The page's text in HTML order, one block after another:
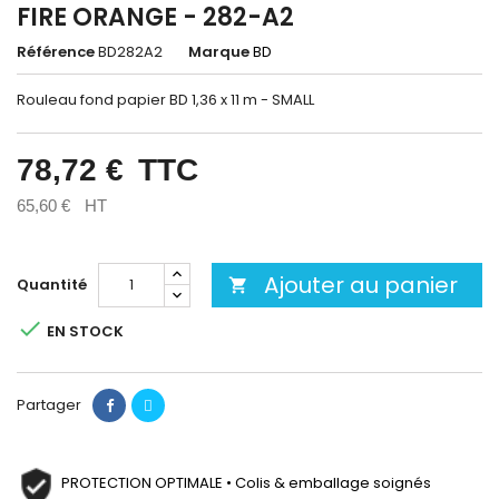
FIRE ORANGE - 282-A2
RéférenceBD282A2 MarqueBD
Rouleau fond papier BD 1,36 x 11 m - SMALL
78,72 € TTC
65,60 € HT
Quantité  Ajouter au panier
 EN STOCK
Partager
PROTECTION OPTIMALE • Colis & emballage soignés